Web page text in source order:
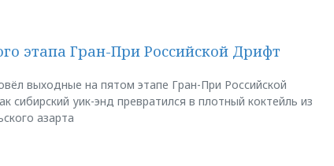
этапа Гран-При Российской Дрифт
выходные на пятом этапе Гран-При Российской
сибирский уик-энд превратился в плотный коктейль из
азарта